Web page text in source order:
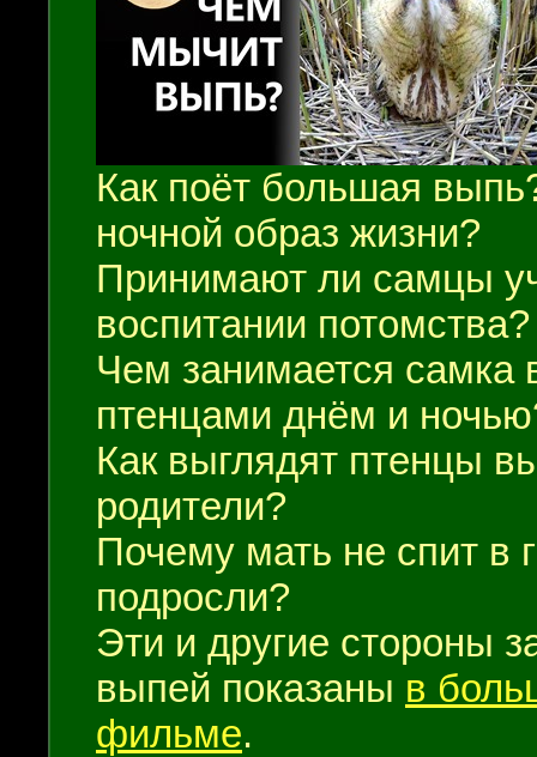
Как поёт большая
ночной образ жизни?
Принимают ли самцы
воспитании потомства?
Чем занимается самка
птенцами днём и
Как выглядят птенцы
родители?
Почему мать не спит в
подросли?
Эти и другие стороны
выпей показаны в
фильме.